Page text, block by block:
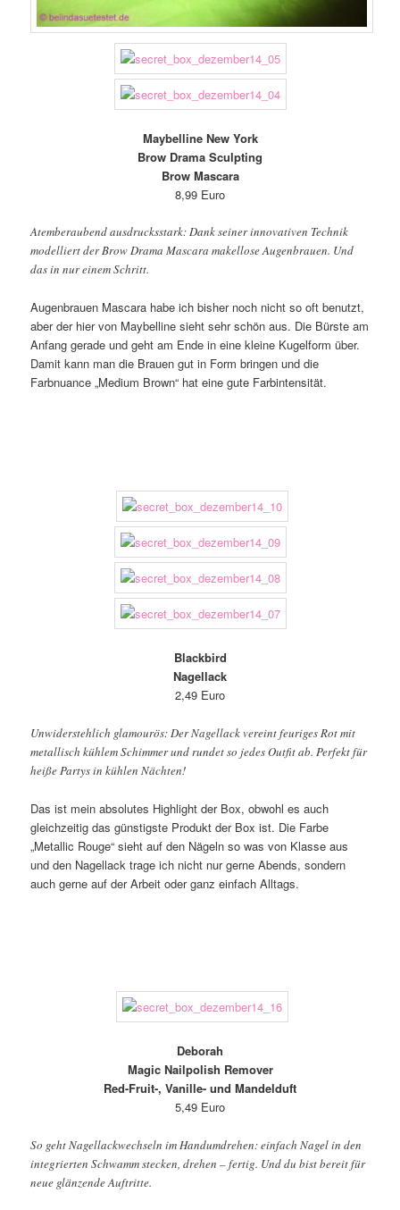
Maybelline New York
Brow Drama Sculpting
Brow Mascara
8,99 Euro
Atemberaubend ausdrucksstark: Dank seiner innovativen Technik
modelliert der Brow Drama Mascara makellose Augenbrauen. Und
das in nur einem Schritt.
Augenbrauen Mascara habe ich bisher noch nicht so oft benutzt,
aber der hier von Maybelline sieht sehr schön aus. Die Bürste am
Anfang gerade und geht am Ende in eine kleine Kugelform über.
Damit kann man die Brauen gut in Form bringen und die
Farbnuance „Medium Brown“ hat eine gute Farbintensität.
Blackbird
Nagellack
2,49 Euro
Unwiderstehlich glamourös: Der Nagellack vereint feuriges Rot mit
metallisch kühlem Schimmer und rundet so jedes Outfit ab. Perfekt für
heiße Partys in kühlen Nächten!
Das ist mein absolutes Highlight der Box, obwohl es auch
gleichzeitig das günstigste Produkt der Box ist. Die Farbe
„Metallic Rouge“ sieht auf den Nägeln so was von Klasse aus
und den Nagellack trage ich nicht nur gerne Abends, sondern
auch gerne auf der Arbeit oder ganz einfach Alltags.
Deborah
Magic Nailpolish Remover
Red-Fruit-, Vanille- und Mandelduft
5,49 Euro
So geht Nagellackwechseln im Handumdrehen: einfach Nagel in den
integrierten Schwamm stecken, drehen – fertig. Und du bist bereit für
neue glänzende Auftritte.